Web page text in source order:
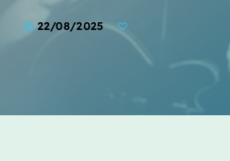
PODCAST
today 22/08/2025